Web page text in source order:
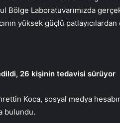
Bölge Laboratuvarımızda
yüksek güçlü
26 kişinin tedavisi sürüyor
Koca, sosyal medya
bulundu.